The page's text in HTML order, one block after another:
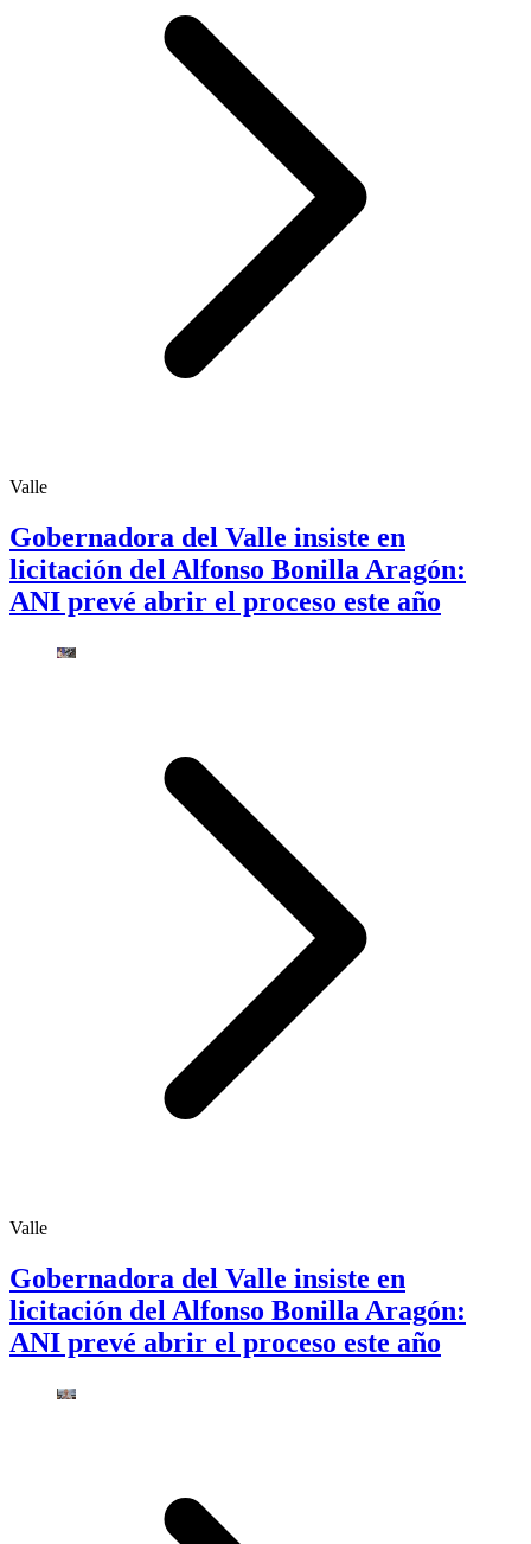
Valle
Gobernadora del Valle insiste en
licitación del Alfonso Bonilla Aragón:
ANI prevé abrir el proceso este año
Valle
Gobernadora del Valle insiste en
licitación del Alfonso Bonilla Aragón:
ANI prevé abrir el proceso este año